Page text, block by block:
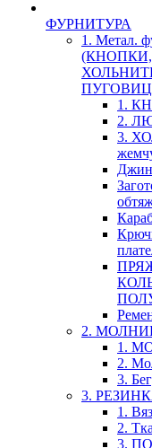
ФУРНИТУРА
1. Метал.
1.
2.
3.
2.
1.
2.
3.
3.
1.
2.
3.